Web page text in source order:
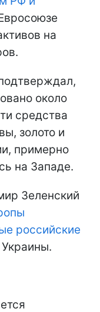
на
около
средства
золото и
примерно
на Западе.
Зеленский
российские